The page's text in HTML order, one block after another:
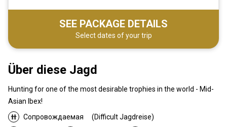
Über diese Jagd
Hunting for one of the most desirable trophies in the world - Mid-
Asian Ibex!
Сопровождаемая
(Difficult Jagdreise)
SEE PACKAGE DETAILS
Select dates of your trip